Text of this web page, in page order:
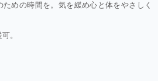
めの時間を。気を緩め心と体をやさしく
。